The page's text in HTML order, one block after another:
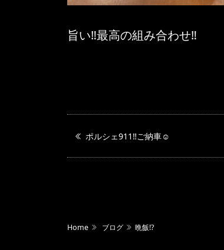
旨い‼️最高の組み合わせ‼️
ポルシェ911‼️ご納車☺️
Home ブログ 晩飯⁉️